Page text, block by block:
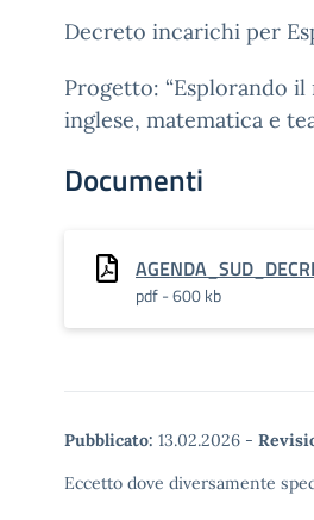
Decreto incarichi per
Progetto: “Esplorando
inglese, matematica e
Documenti
pdf - 600 kb
Pubblicato: 13.02.2026 -
Eccetto dove diversamente